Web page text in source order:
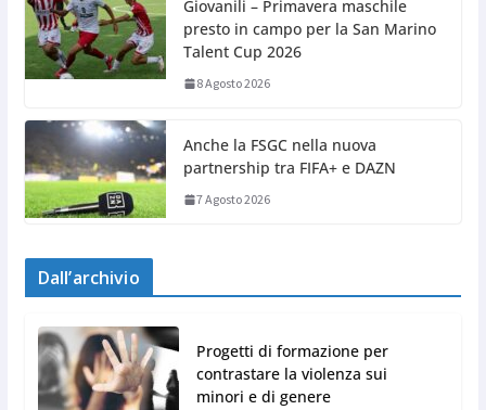
Giovanili – Primavera maschile
presto in campo per la San Marino
Talent Cup 2026
8 Agosto 2026
Anche la FSGC nella nuova
partnership tra FIFA+ e DAZN
7 Agosto 2026
Dall’archivio
Progetti di formazione per
contrastare la violenza sui
minori e di genere